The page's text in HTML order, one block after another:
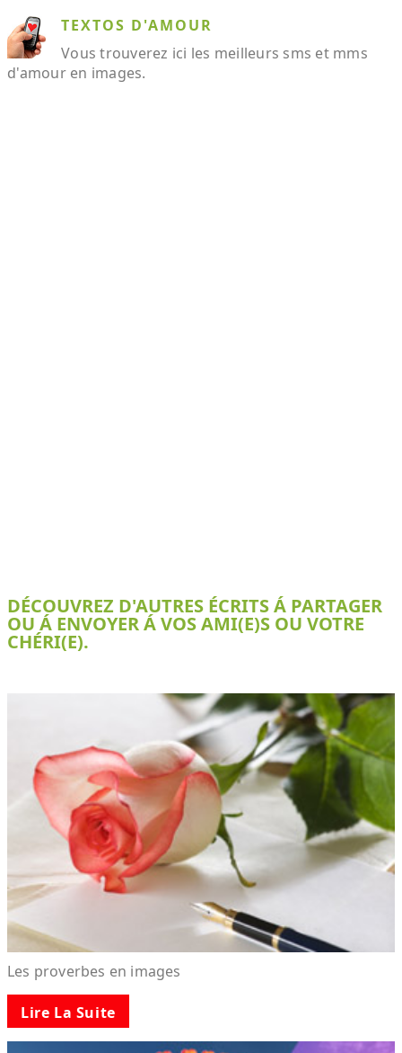
TEXTOS D'AMOUR
Vous trouverez ici les meilleurs sms et mms
d'amour en images.
DÉCOUVREZ D'AUTRES ÉCRITS Á PARTAGER
OU Á ENVOYER Á VOS AMI(E)S OU VOTRE
CHÉRI(E).
Les proverbes en images
Lire La Suite